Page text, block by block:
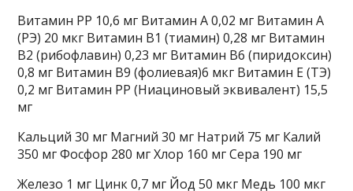
Витамин PP 10,6 мг Витамин A 0,02 мг Витамин A
(РЭ) 20 мкг Витамин B1 (тиамин) 0,28 мг Витамин
B2 (рибофлавин) 0,23 мг Витамин B6 (пиридоксин)
0,8 мг Витамин B9 (фолиевая)6 мкг Витамин E (ТЭ)
0,2 мг Витамин PP (Ниациновый эквивалент) 15,5
мг
Кальций 30 мг Магний 30 мг Натрий 75 мг Калий
350 мг Фосфор 280 мг Хлор 160 мг Сера 190 мг
Железо 1 мг Цинк 0,7 мг Йод 50 мкг Медь 100 мкг